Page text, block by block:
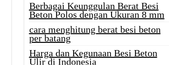
Berbagai Keunggulan Berat Besi
Beton Polos dengan Ukuran 8 mm
cara menghitung berat besi beton
per batang
Harga dan Kegunaan Besi Beton
Ulir di Indonesia